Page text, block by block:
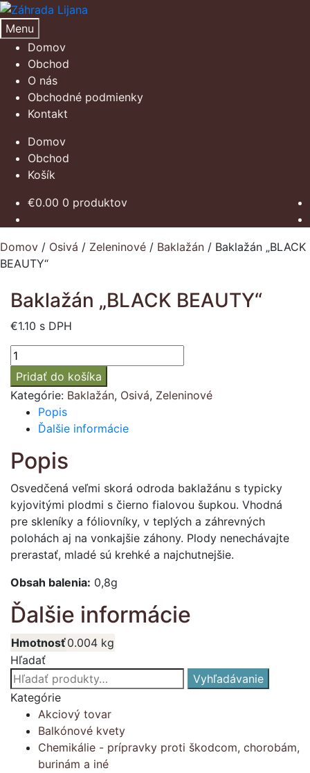
Preskočiť
na
navigáciu
Preskočiť
na
obsah
Menu
Domov
Obchod
O nás
Obchodné podmienky
Kontakt
Domov
Obchod
Košík
€0.00 0 produktov
Domov / Osivá / Zeleninové / Baklažán / Baklažán „BLACK
BEAUTY“
Baklažán „BLACK BEAUTY“
€1.10 s DPH
množstvo
Baklažán
"BLACK
BEAUTY"
Pridať do košíka
Kategórie: Baklažán, Osivá, Zeleninové
Popis
Ďalšie informácie
Popis
Osvedčená veľmi skorá odroda baklažánu s typicky
kyjovitými plodmi s čierno fialovou šupkou. Vhodná
pre skleníky a fóliovníky, v teplých a záhrevných
polohách aj na vonkajšie záhony. Plody nenechávajte
prerastať, mladé sú krehké a najchutnejšie.
Obsah balenia: 0,8g
Ďalšie informácie
Hmotnosť0.004 kg
Hľadať
Hľadať:
Vyhľadávanie
Kategórie
Akciový tovar
Balkónové kvety
Chemikálie - prípravky proti škodcom, chorobám,
burinám a iné